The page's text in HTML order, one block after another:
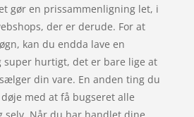
gør en prissammenligning let, i
der er derude. For at
kan du endda lave en
super hurtigt, det er bare lige at
din vare. En anden ting du
med at få bugseret alle